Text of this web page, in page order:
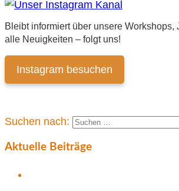
Bleibt informiert über unsere Workshops,
alle Neuigkeiten – folgt uns!
Instagram besuchen
Suchen nach:
Aktuelle Beiträge